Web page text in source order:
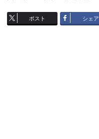
ポスト シェア